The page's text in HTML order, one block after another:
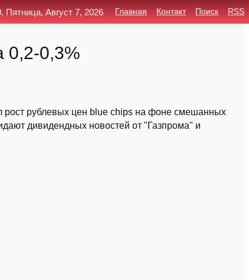
0,2-0,3%
рост рублевых цен blue chips на фоне смешанных
дивидендных новостей от "Газпрома" и
Пятница, Август 7, 2026 Главная Контакт Поиск RSS